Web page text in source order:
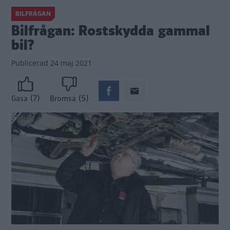
BILFRÅGAN
Bilfrågan: Rostskydda gammal
bil?
Publicerad 24 maj 2021
Gasa (7) Bromsa (5)